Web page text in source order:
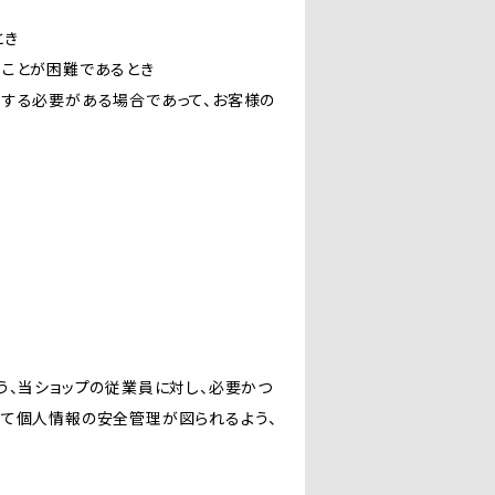
とが困難であるとき
る必要がある場合であって、お客様の
当ショップの従業員に対し、必要かつ
個人情報の安全管理が図られるよう、